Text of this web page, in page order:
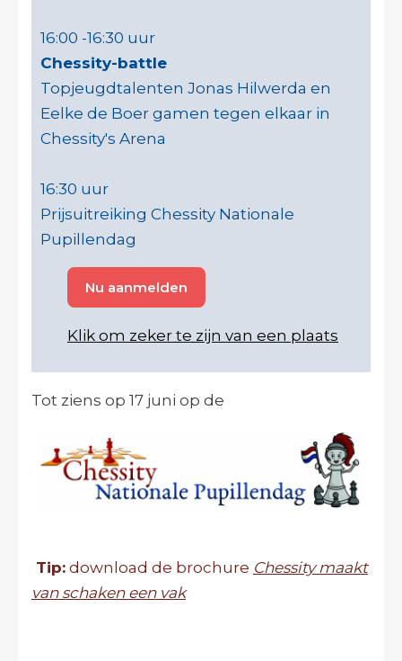
16:00 -16:30 uur
Chessity-battle
Topjeugdtalenten Jonas Hilwerda en
Eelke de Boer gamen tegen elkaar in
Chessity's Arena
16:30 uur
Prijsuitreiking Chessity Nationale
Pupillendag
Nu aanmelden
Klik om zeker te zijn van een plaats
Tot ziens op 17 juni op de
Tip: download de brochure Chessity maakt
van schaken een vak